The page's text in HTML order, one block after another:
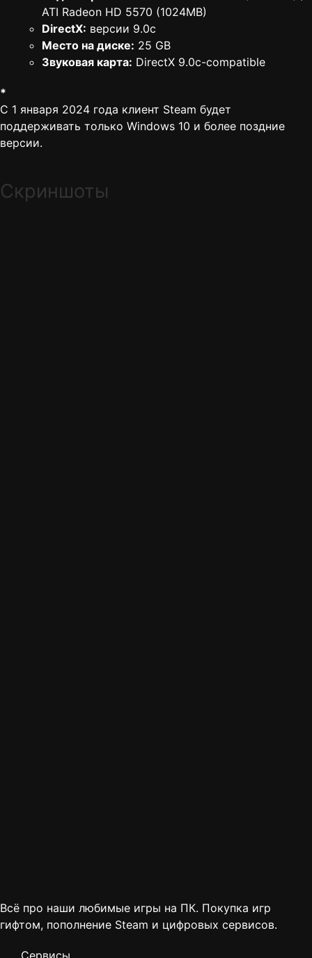
ATI Radeon HD 5570 (1024MB)
DirectX: версии 9.0c
Место на диске: 25 GB
Звуковая карта: DirectX 9.0c-compatible
*
С 1 января 2024 года клиент Steam будет
поддерживать только Windows 10 и более поздние
версии.
Скриншоты
Всё про наши любимые игры на ПК. Покупка игр
гифтом, пополнение Steam и цифровых сервисов.